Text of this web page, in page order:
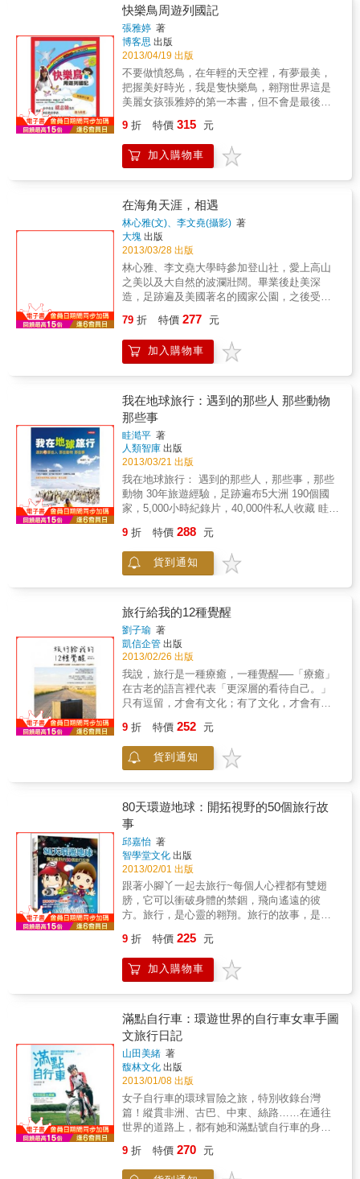
遠、去了多少國家完全無關──希望大家從一打
開這本書開始，就啟動了非常精彩豐收的心靈
想像之旅，讓這些文圖在你的靈魂裡釋放一些
不安定的自由，讓你連起床方式都不一樣，不
知不覺地改變了一點身體、一點口味、一點習
慣、一點口頭禪、一點視線與動線……祝大家
旅途愉快！三部曲之二：《心靈蛻變之旅》喧
嘩的創意舞台背後需要有一個淨空的創造場，
從30而立到40而不惑，李欣頻以每年的智慧修
「從30而立到40而不惑，我靠的是每年的智慧
修行之旅，來進行一場又一場的身心靈蛻變。
足跡踏及北歐、北非、西藏、印度、土耳其、
堂、走到清真寺；從墓園、葬禮，走到草原、
沙漠、峽灣與極光。……我探尋世界各大自然
的面貌與靈魂深處，後來發現：原來我只是在
找我自己！」──李欣頻李欣頻從印度靈修回來
後，感官更敏銳、反應更強大、視野也變高變
廣，就像是：清空過去處心積慮耕耘的一切，
在空山靈雨之中，信手捻來就是「神來之筆」
需要費勁打幫浦，才能激得起水花；現在心靈
地表非常豐富，只要順著流，水會依地形激盪
出精彩的瀑浪，這就是為什麼她覺得「人生創
創意人，才是究竟恆久之道。因此，心靈修行
就是讓她的創意可長可久的根本之道，也是創
意的最高境界。喧嘩的創意舞台背後需要有一
個淨空的創造場，唯有在「尚未有定義、一切
尚未成形」的全空無、彷佛真空的狀態，然後
才可以「沒有成見」、「沒有固定路徑」地發
想一切的可能，就像再來一場宇宙大爆炸般的
創造力，如此就能發展出新的大腦神經元，創
意就能瞬間擴張、繁衍成無限可能。三部曲之
三：《奢華圓夢之旅》40歲之後，李欣頻為自
以「身」試驗心想事成的魔法、全年極致奢華
的圓夢之年，攀上生命體驗的新顛峰！「40歲
以後的我，為自己設定：工作一年、旅行一
我後半生，至少有一半的生命時間不是浪費
的。2012是我最極致奢華的圓夢之年，我以高
密度的旅行，攀上自己生命體驗的新顛峰！」
──李欣頻雖然坊間謠傳的2012絕不可能是末
日，李欣頻還是將2012年設定為「人生最後一
年：不讓金錢與時間設限我的夢想」，隨心所
欲地去奢華享受：生活、美食、電影、藝術、
的最後一年，要怎麼把這一年過到此生中最極
致的顛峰狀態！在2012年1月1日，她給自己的
關鍵詞或對聯是「上聯：白天是玩家，下聯：
是她的「奢華圓夢」之年。經過這一整年大膽
實驗，她更相信自己擁有強大的夢想執行力。
所以2013年宛如脫胎換骨般更勇敢地去衝刺冒
險──如果2012是毛毛蟲的末日，那麼2013就是
蝴蝶的新生，有了翅膀的人生版圖已經不是2D
而是3D了。本書特色◆李欣頻《旅行創意學》
一書是她對旅行打造創意的理念版，而本套書
就是她落實這項理念的實踐版。
快樂鳥周遊列國記
張雅婷 著
博客思 出版
2013/04/19 出版
不要做憤怒鳥，在年輕的天空裡，有夢最美，
把握美好時光，我是隻快樂鳥，翱翔世界這是
美麗女孩張雅婷的第一本書，但不會是最後一
婷，將繼續不同的世界之旅並邀所有讀者，一
起用最真誠的演，來欣賞美好的世界
9 折 特價 315 元
加入購物車
在海角天涯，相遇
林心雅(文)、李文堯(攝影) 著
大塊 出版
2013/03/28 出版
林心雅、李文堯大學時參加登山社，愛上高山
之美以及大自然的波瀾壯闊。畢業後赴美深
造，足跡遍及美國著名的國家公園，之後受到
展開他們的極境之旅。1994年第一次來到阿拉
斯加時就愛上這片遼闊的荒野，自此每年都會
來此探險，並且結識了一些特別的朋友；例如
護海象安全的守護者…… 作者初識高齡八十的
神鵰女俠，發現看似平凡的金恩有著過人的意
志，她在零下三十多度刺骨的凜冽寒風中，費
力的切割冰凍的魚，再拋丟給住家四周等待的
白頭海鵰，不但三十年如一日，還能甘之如
飴，這種恆心毅力實在讓人望塵莫及。然而金
恩的特立獨行也惹來不少爭議，一般猛禽是禁
止餵食的，但她無私的付出，拯救了瀕臨絕種
的美國國鳥，當地政府特別給予豁免許可。如
今這些恣意翱翔天際的白頭海鵰，讓阿拉斯加
擅長生態攝影、兼具深厚的人文素養，透過細
膩的體會與長期的觀察，流露出對於生生不息
的大自然，一種深情的共鳴。書中以妙筆綴織
相關的人文歷史和自然景觀，搭配一張張生動
的寫實的自然景觀和野生動物們，這些令人屏
息的美景，讓人彷彿身歷其境，有如親臨現場
般的神奇感動。本書特色林心雅和李文堯深入
探索阿拉斯加這片最後的荒野，不只喜愛它四
季變換遼闊的自然景致，也因近十年長期去到
那裡，結識了一些特別的朋友，書中這些人物
端嚴酷的氣候環境，生活簡單樸實，隨著內心
的鼓聲，追尋自己喜歡的生活方式，憑著一股
傻勁，認真執著地做自己覺得有意義的事。這
阿拉斯加不僅擁有渾然天成的自然美景，這裡
也是可以跟宇宙對話的不可思議的空間；作者
在冰河小屋度過寧靜的夜晚‧冷冽的北風吹過，
抬頭仰望星辰，感受宇宙的神祕與浩瀚，感動
的無法自已……；這些單純熱情的人，都希望
盡一己之力保護這邊境荒野，這些人生風景也
在阿拉斯加冰冷的夜空中熠熠閃耀著光芒。
79 折 特價 277 元
加入購物車
我在地球旅行：遇到的那些人 那些動物
那些事
眭澔平 著
人類智庫 出版
2013/03/21 出版
我在地球旅行： 遇到的那些人，那些事，那些
動物 30年旅遊經驗，足跡遍布5大洲 190個國
家，5,000小時紀錄片，40,000件私人收藏 眭澔
到什麼事？ 自助旅行始祖眭澔平告訴你， 旅途
上的狗屁倒灶，全是人生最豐富的養分！ 那些
人，亞馬遜食人族、非洲大嘴族， 都在行腳中
動物，被歌聲吸引圍觀的南極企鵝、可遇不可
求的天堂鳥， 都是旅途上的最佳夥伴！ ＊擁有
「全台灣最令人羡慕的人生」的眭澔平，集結
30年來的旅遊精華，以最深情的筆觸，寫下最
真摯的旅遊紀實與感悟。 ＊「每一趟旅行，都
是一次修行；每一次出走，都是一次尋找自我
的機會。」累積旅行中的踏出每一步、沉澱沿
途體會的每一次感動，從眭澔平的旅人日誌
中，看見不一樣的世界。 ＊眭澔平將帶領你一
話的文化之旅，更是一場漫長的人生修行。本
書特色 ■全書獨家收錄近300張眭澔平私人珍藏
照片，全書以彩色照片呈現，讓眭澔平帶領你
真實去一趟上知天文、下知地理的紙上環遊世
界。 ■你有錢也買不到的眼界。「地球外星
人」眭澔平， 第一次細數家珍地分享他周遊全
球五大洲的奇異收藏。 ■一本提供挑戰視野、
說嘴臭屁最好的資材， 最符合「行萬里路」、
「勝讀萬卷書」的一本書。
9 折 特價 288 元
貨到通知
旅行給我的12種覺醒
劉子瑜 著
凱信企管 出版
2013/02/26 出版
我說，旅行是一種療癒，一種覺醒──「療癒」
在古老的語言裡代表「更深層的看待自己。」
只有逗留，才會有文化；有了文化，才會有偏
行，並不是讓我透過眼睛來認識世界，而是讓
我從偏見中覺醒，讓我質疑自己，進而重新認
識自己，發現自己的真正價值。一段逆轉人生
單親家庭的女孩，努力擺脫草莓族的汙名，卻
迷失在台北的繁忙庸碌之間，掙扎在謊言編織
的愛情蜘蛛網，26歲，帶著老天爺送的禮物──
失業，踏上澳洲度假打工一年，看她如何修補
了親情，找到了愛情，一次次扭轉自己的人
生！如果你的人生也迷惘在十字路口，感到驚
慌失措，這本書可以幫你找回自己。扭轉生命
的12種覺醒──勇氣│傾聽│尊重│分享│希望│原
諒│感激│正義│慈悲│信心│決心│原點│人生就
是一場旅行，每個人旅行的方式不同，回家的
光輝，才是旅行的意義，也是人生最為要緊的
事。澳洲度假打工讓我暫別熟悉的土地，脫離
了習慣的生活圈，告別悲哀的靈魂。那一年，
深處真實的聲音，重新認識了自己，找到了生
存的意義，以及人生的使命。我把這一年所學
到的十二堂課一一打包，帶著覺醒與夢想回到
我最初的根──台灣。
9 折 特價 252 元
貨到通知
80天環遊地球：開拓視野的50個旅行故
事
邱嘉怡 著
智學堂文化 出版
2013/02/01 出版
跟著小腳丫一起去旅行~每個人心裡都有雙翅
膀，它可以衝破身體的禁錮，飛向遙遠的彼
方。旅行，是心靈的翱翔。旅行的故事，是浸
我們稱之為“旅途”；在停息後不斷回憶的這段經
歷，我們稱之為“旅途”；在回憶中不斷思索的這
段人生，我們稱之為“旅途”。讓我們跟著作者，
9 折 特價 225 元
加入購物車
滿點自行車：環遊世界的自行車女車手圖
文旅行日記
山田美緒 著
馥林文化 出版
2013/01/08 出版
女子自行車的環球冒險之旅，特別收錄台灣
篇！縱貫非洲、古巴、中東、絲路……在通往
世界的道路上，都有她和滿點號自行車的身
上了非洲之旅。肯亞、坦尚尼亞、馬拉威、莫
三比克、辛巴威、尚比亞、納米比亞、南
9 折 特價 270 元